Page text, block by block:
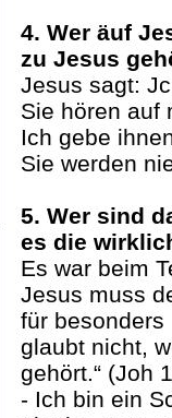
4. Wer äuf
zu Jesus
Jesus sagt:
Sie hören auf
Ich gebe
Sie werden
5. Wer sind
es die
Es war beim
Jesus muss
für besonders
glaubt nicht,
gehört.“ (Joh
- Ich bin ein